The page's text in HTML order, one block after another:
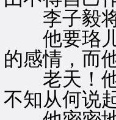
李子毅将
他要珞儿
的感情，而
老天！他
不知从何说起